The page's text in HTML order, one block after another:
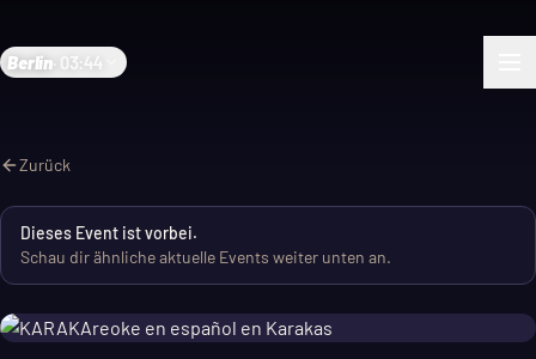
Berlin 03:44
Zurück
Dieses Event ist vorbei.
Schau dir ähnliche aktuelle Events weiter unten an.